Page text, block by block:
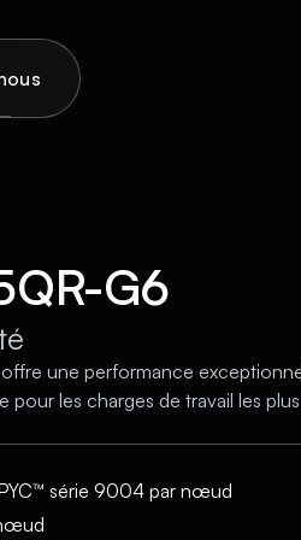
ous
G6
une performance
les charges de travail les
série 9004 par nœud